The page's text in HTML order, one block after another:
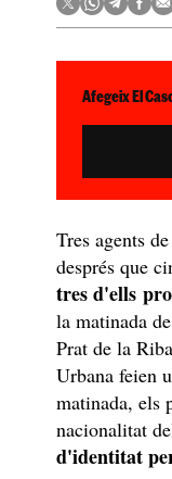
Afegeix El
Tres agents
després que
tres d'ells
la matinada
Prat de la
Urbana feien
matinada, els
nacionalitat
d'identitat